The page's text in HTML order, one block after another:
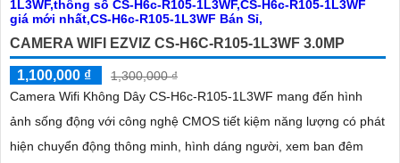
CAMERA WIFI EZVIZ CS-H6C-R105-1L3WF 3.0MP
1,100,000 ₫
1,300,000 ₫
Camera Wifi Không Dây CS-H6c-R105-1L3WF mang đến hình
ảnh sống động với công nghệ CMOS tiết kiệm năng lượng có phát
hiện chuyển động thông minh, hình dáng người, xem ban đêm